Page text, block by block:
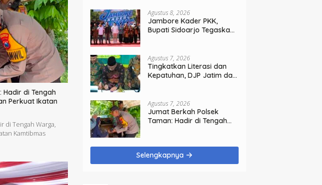
Hadir di Tengah
Perkuat Ikatan
di Tengah Warga,
Kamtibmas
Agustus 8, 2026
Jambore Kader PKK,
Bupati Sidoarjo Tegaskan
Agustus 7, 2026
Tingkatkan Literasi dan
Kepatuhan, DJP Jatim dan
Perpajakan
Agustus 7, 2026
Jumat Berkah Polsek
Taman: Hadir di Tengah
Kamtibmas
Selengkapnya